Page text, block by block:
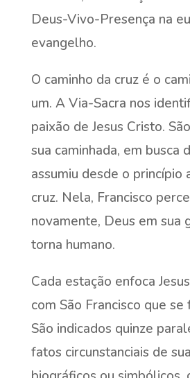
Deus-Vivo-Presença na
evangelho.
O caminho da cruz é o
um. A Via-Sacra nos
paixão de Jesus Cristo.
sua caminhada, em busca
assumiu desde o princípio
cruz. Nela, Francisco
novamente, Deus em sua
torna humano.
Cada estação enfoca
com São Francisco que
São indicados quinze
fatos circunstanciais de